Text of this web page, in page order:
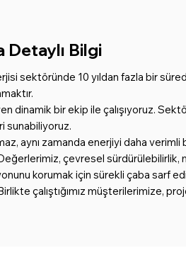
Detaylı Bilgi
sektöründe 10 yıldan fazla bir
dinamik bir ekip ile çalışıyoruz.
sunabiliyoruz.
zamanda enerjiyi daha verimli
çevresel sürdürülebilirlik,
korumak için sürekli çaba sarf
çalıştığımız müşterilerimize,